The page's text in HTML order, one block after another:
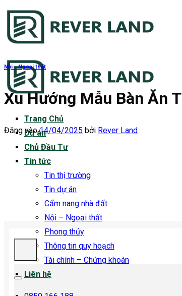
Bỏ
nội
Trang Chủ
Dự án
Chủ Đầu Tư
Tin tức
Tin thị trường
Tin dự án
Cẩm nang nhà đất
Nội – Ngoại thất
Phong thủy
Thông tin quy hoạch
Tài chính – Chứng khoán
Liên hệ
Nội - Ngoại thất
Xu Hướng Mẫu Bàn Ăn
Đăng vào14/04/2025 bởi Rever Land